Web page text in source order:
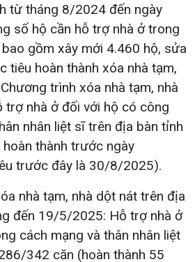
từ tháng 8/2024 đến ngày
số hộ cần hỗ trợ nhà ở trong
gồm xây mới 4.460 hộ, sửa
tiêu hoàn thành xóa nhà tạm,
trình xóa nhà tạm, nhà
trợ nhà ở đối với hộ có công
nhân liệt sĩ trên địa bàn tỉnh
thành trước ngày
trước đây là 30/8/2025).
nhà tạm, nhà dột nát trên địa
đến 19/5/2025: Hỗ trợ nhà ở
cách mạng và thân nhân liệt
342 căn (hoàn thành 55